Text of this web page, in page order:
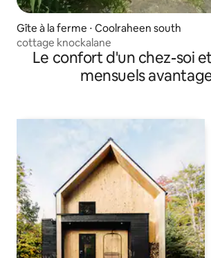
Gîte à la ferme ⋅ Coolraheen south
cottage knockalane
Le confort d'un chez-soi
mensuels